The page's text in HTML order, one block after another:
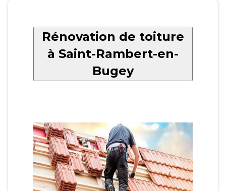
Rénovation de toiture
à Saint-Rambert-en-
Bugey